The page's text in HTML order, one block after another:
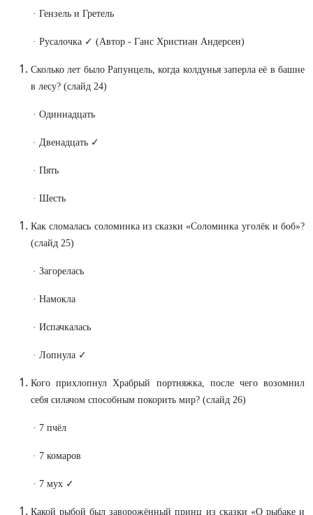
· Гензель и Гретель
· Русалочка ✓ (Автор - Ганс Христиан Андерсен)
Сколько лет было Рапунцель, когда колдунья заперла её в башне
в лесу? (слайд 24)
· Одиннадцать
· Двенадцать ✓
· Пять
· Шесть
Как сломалась соломинка из сказки «Соломинка уголёк и боб»?
(слайд 25)
· Загорелась
· Намокла
· Испачкалась
· Лопнула ✓
Кого прихлопнул Храбрый портняжка, после чего возомнил
себя силачом способным покорить мир? (слайд 26)
· 7 пчёл
· 7 комаров
· 7 мух ✓
Какой рыбой был заворожённый принц из сказки «О рыбаке и